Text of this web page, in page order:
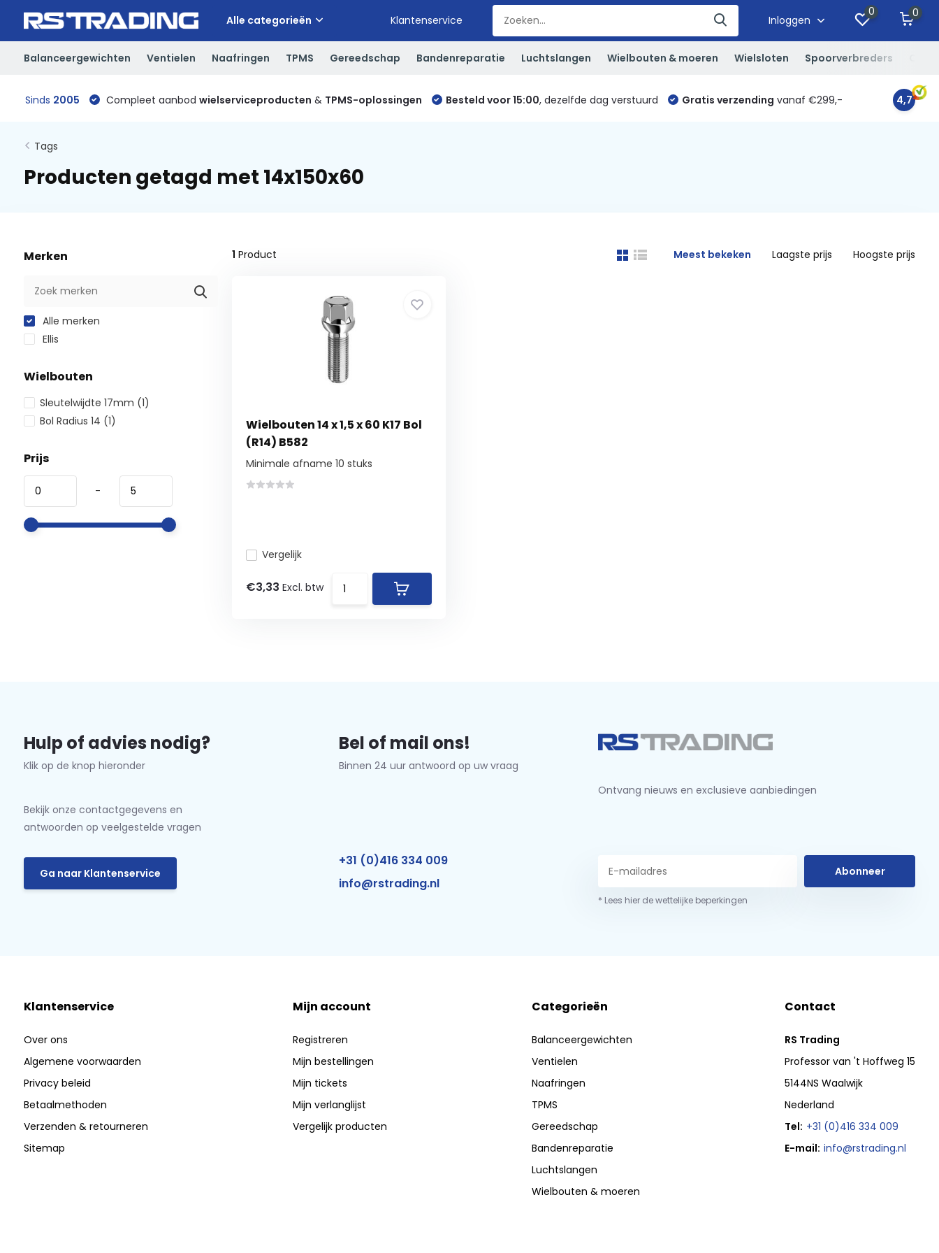
Alle categorieën Klantenservice Inloggen
0 0
Balanceergewichten Ventielen Naafringen TPMS Gereedschap Bandenreparatie Luchtslangen Wielbouten & moeren Wielsloten Spoorverbreders
Sinds 2005 Compleet aanbod wielserviceproducten & TPMS-oplossingen Besteld voor 15:00, dezelfde dag verstuurd Gratis verzending vanaf €299,- 4,7
Tags
Producten getagd met 14x150x60
Merken
Alle merken
Ellis
Wielbouten
Sleutelwijdte 17mm (1)
Bol Radius 14 (1)
Prijs
-
1 Product Meest bekeken Laagste prijs Hoogste prijs
Wielbouten 14 x 1,5 x 60 K17 Bol
(R14) B582
Minimale afname 10 stuks
Vergelijk
€3,33 Excl. btw
Hulp of advies nodig?
Klik op de knop hieronder
Bekijk onze contactgegevens en
antwoorden op veelgestelde vragen
Ga naar Klantenservice
Bel of mail ons!
Binnen 24 uur antwoord op uw vraag
+31 (0)416 334 009
info@rstrading.nl
Ontvang nieuws en exclusieve aanbiedingen
Abonneer
* Lees hier de wettelijke beperkingen
Klantenservice
Over ons
Algemene voorwaarden
Privacy beleid
Betaalmethoden
Verzenden & retourneren
Sitemap
Mijn account
Registreren
Mijn bestellingen
Mijn tickets
Mijn verlanglijst
Vergelijk producten
Categorieën
Balanceergewichten
Ventielen
Naafringen
TPMS
Gereedschap
Bandenreparatie
Luchtslangen
Wielbouten & moeren
Contact
RS Trading
Professor van 't Hoffweg 15
5144NS Waalwijk
Nederland
Tel: +31 (0)416 334 009
E-mail: info@rstrading.nl